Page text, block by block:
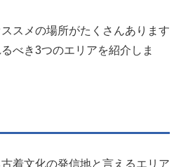
スメの場所がたくさんあります
べき3つのエリアを紹介しま
着文化の発信地と言えるエリア